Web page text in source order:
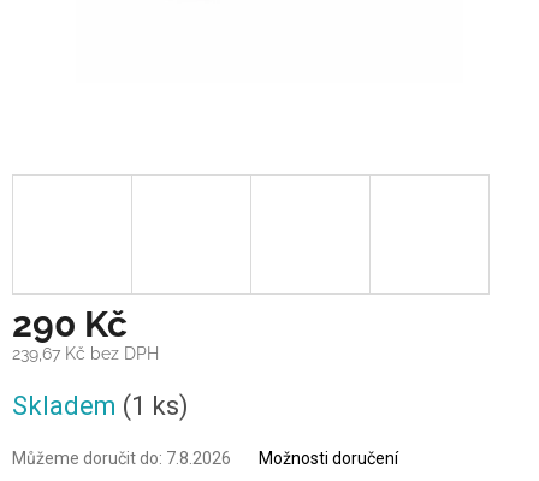
290 Kč
239,67 Kč bez DPH
cena:
Skladem (1 ks)
Můžeme doručit do: 7.8.2026 Možnosti doručení